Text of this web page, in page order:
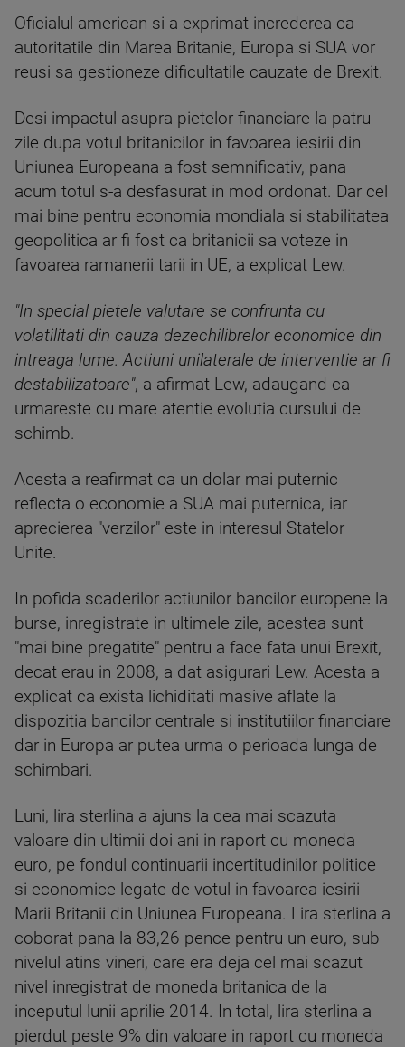
Oficialul american si-a exprimat increderea ca
autoritatile din Marea Britanie, Europa si SUA vor
reusi sa gestioneze dificultatile cauzate de Brexit.
Desi impactul asupra pietelor financiare la patru
zile dupa votul britanicilor in favoarea iesirii din
Uniunea Europeana a fost semnificativ, pana
acum totul s-a desfasurat in mod ordonat. Dar cel
mai bine pentru economia mondiala si stabilitatea
geopolitica ar fi fost ca britanicii sa voteze in
favoarea ramanerii tarii in UE, a explicat Lew.
"In special pietele valutare se confrunta cu
volatilitati din cauza dezechilibrelor economice din
intreaga lume. Actiuni unilaterale de interventie ar fi
destabilizatoare", a afirmat Lew, adaugand ca
urmareste cu mare atentie evolutia cursului de
schimb.
Acesta a reafirmat ca un dolar mai puternic
reflecta o economie a SUA mai puternica, iar
aprecierea "verzilor" este in interesul Statelor
Unite.
In pofida scaderilor actiunilor bancilor europene la
burse, inregistrate in ultimele zile, acestea sunt
"mai bine pregatite" pentru a face fata unui Brexit,
decat erau in 2008, a dat asigurari Lew. Acesta a
explicat ca exista lichiditati masive aflate la
dispozitia bancilor centrale si institutiilor financiare
dar in Europa ar putea urma o perioada lunga de
schimbari.
Luni, lira sterlina a ajuns la cea mai scazuta
valoare din ultimii doi ani in raport cu moneda
euro, pe fondul continuarii incertitudinilor politice
si economice legate de votul in favoarea iesirii
Marii Britanii din Uniunea Europeana. Lira sterlina a
coborat pana la 83,26 pence pentru un euro, sub
nivelul atins vineri, care era deja cel mai scazut
nivel inregistrat de moneda britanica de la
inceputul lunii aprilie 2014. In total, lira sterlina a
pierdut peste 9% din valoare in raport cu moneda